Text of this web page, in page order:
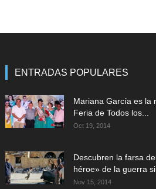
ENTRADAS POPULARES
Mariana García es la
Feria de Todos los...
Oct 19, 2014
Descubren la farsa
héroe» de la guerra
Nov 15, 2014